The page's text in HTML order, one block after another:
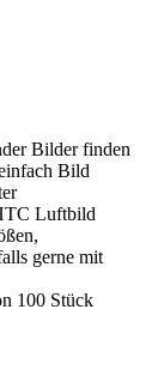
Bilder finden
Bild
Luftbild
gerne mit
100 Stück